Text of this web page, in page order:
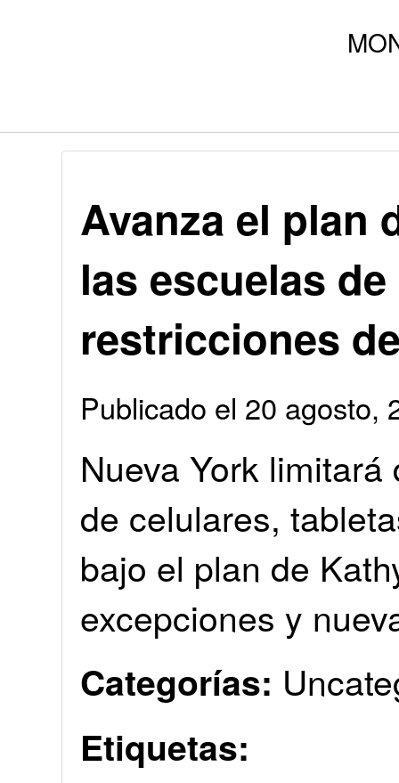
Avanza el plan
las escuelas
restricciones
Publicado el 20 agosto,
Nueva York
de celulares,
bajo el plan de
excepciones y
Categorías:
Etiquetas: